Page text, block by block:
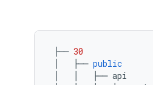
├── 30
├── public
├── api